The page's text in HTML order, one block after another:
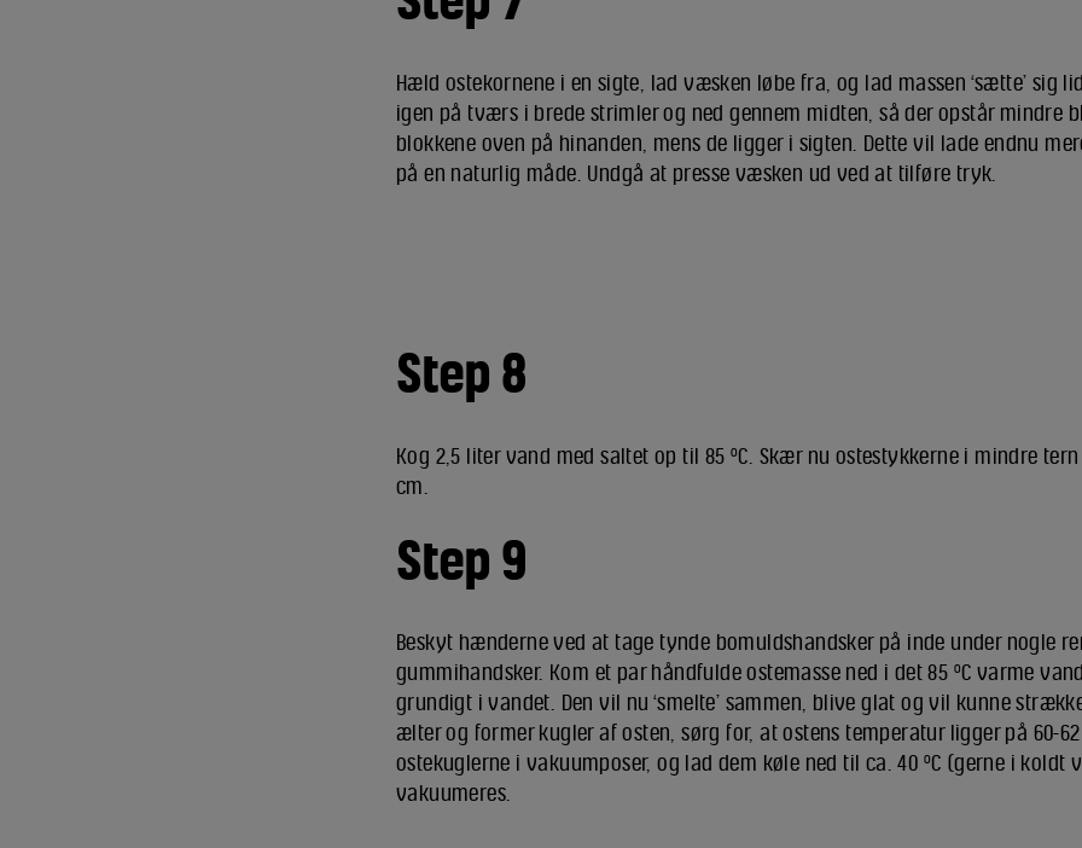
Hæld ostekornene i en sigte, lad væsken løbe fra, og lad massen ‘sætte’ sig
igen på tværs i brede strimler og ned gennem midten, så der opstår mindre
blokkene oven på hinanden, mens de ligger i sigten. Dette vil lade endnu
på en naturlig måde. Undgå at presse væsken ud ved at tilføre tryk.
Step 8
Kog 2,5 liter vand med saltet op til 85 ºC. Skær nu ostestykkerne i mindre tern
cm.
Step 9
Beskyt hænderne ved at tage tynde bomuldshandsker på inde under nogle
gummihandsker. Kom et par håndfulde ostemasse ned i det 85 ºC varme
grundigt i vandet. Den vil nu ‘smelte’ sammen, blive glat og vil kunne
ælter og former kugler af osten, sørg for, at ostens temperatur ligger på 60-62
ostekuglerne i vakuumposer, og lad dem køle ned til ca. 40 ºC (gerne i koldt
vakuumeres.